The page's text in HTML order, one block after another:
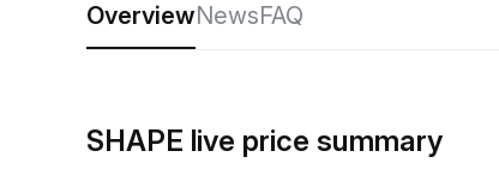
OverviewNewsFAQ
SHAPE live price summary